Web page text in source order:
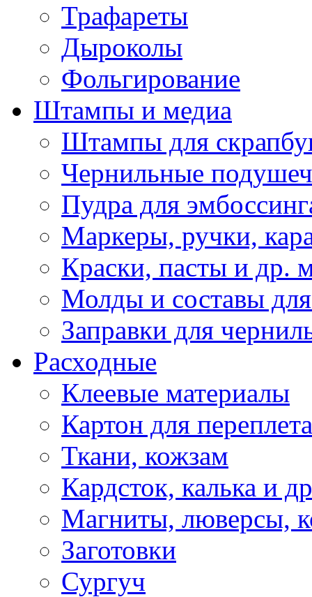
Трафареты
Дыроколы
Фольгирование
Штампы и медиа
Штампы для
Чернильные
Пудра для
Маркеры, ручки,
Краски, пасты и др.
Молды и составы
Заправки для
Расходные
Клеевые материалы
Картон для переплета
Ткани, кожзам
Кардсток, калька и
Магниты, люверсы,
Заготовки
Сургуч